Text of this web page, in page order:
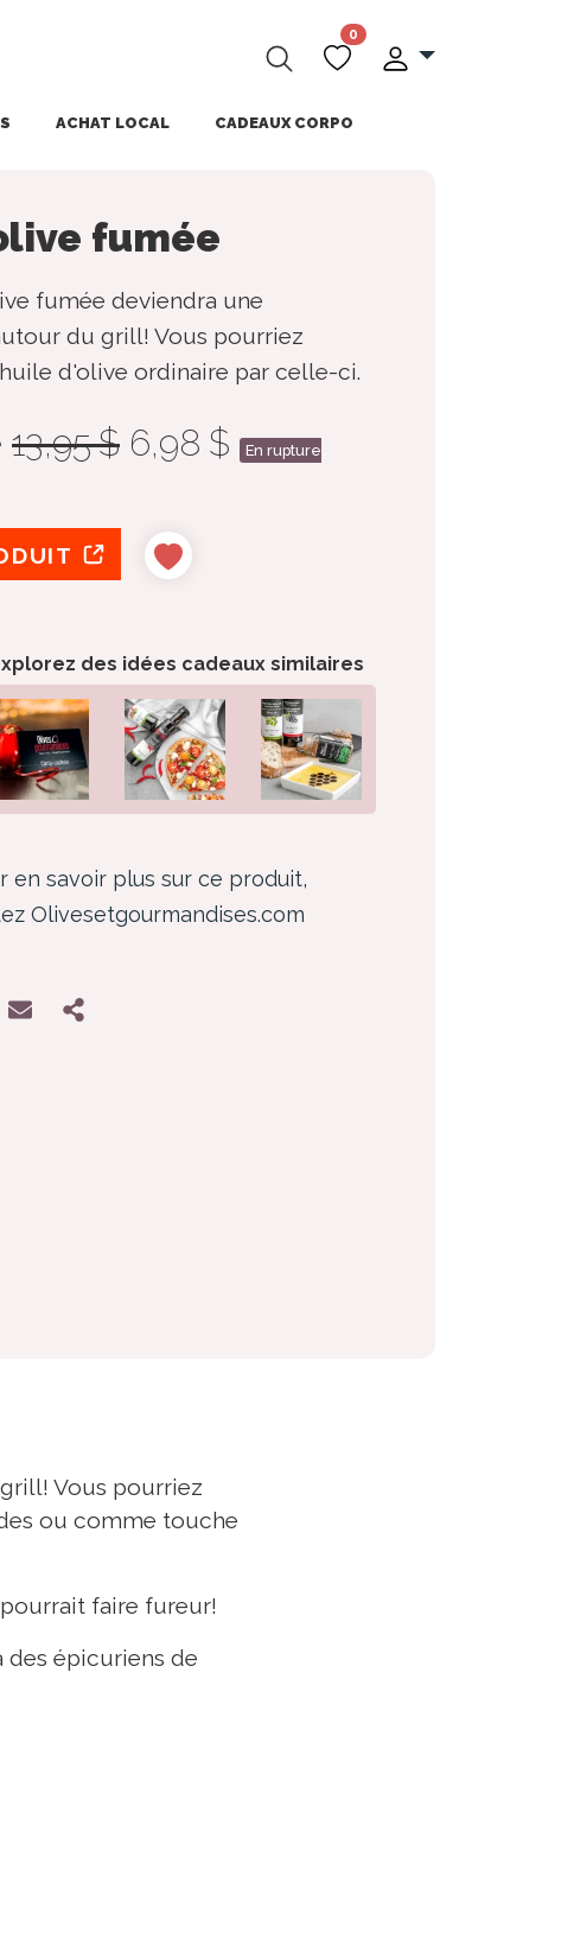
0
ACHAT LOCAL CADEAUX CORPO
fumée
fumée deviendra une
du grill! Vous pourriez
d'olive ordinaire par celle-ci.
13,95 $ 6,98 $ En rupture
des idées cadeaux similaires
en savoir plus sur ce produit,
Olivesetgourmandises.com
Vous pourriez
ou comme touche
faire fureur!
des épicuriens de